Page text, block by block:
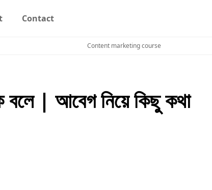
Contact
Content marketing course
| আবেগ নিয়ে কিছু কথা